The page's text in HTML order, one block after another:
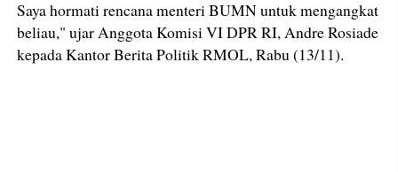
Saya hormati rencana menteri BUMN untuk mengangkat
beliau," ujar Anggota Komisi VI DPR RI, Andre Rosiade
kepada Kantor Berita Politik RMOL, Rabu (13/11).